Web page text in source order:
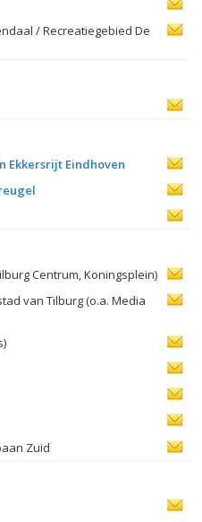
/ Recreatiegebied De
Ekkersrijt Eindhoven
Centrum, Koningsplein)
van Tilburg (o.a. Media
Zuid